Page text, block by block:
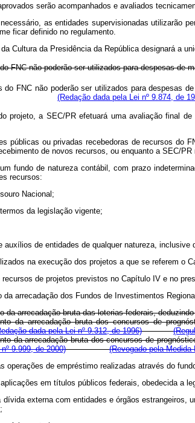
serão acompanhados e avaliados
as entidades supervisionadas utilizarão
ficar definido no regulamento.
Cultura da Presidência da República designará a
FNC não poderão ser utilizados para despesas de
FNC não poderão ser utilizados para despesas
(Redação dada pela Lei nº 9.874, de
projeto, a SEC/PR efetuará uma avaliação final
públicas ou privadas recebedoras de recursos do
de novos recursos, ou enquanto a SEC/
fundo de natureza contábil, com prazo
recursos:
Nacional;
da legislação vigente;
auxílios de entidades de qualquer natureza, inclusive
na execução dos projetos a que se referem o
de projetos previstos no Capítulo IV e no
da arrecadação dos Fundos de Investimentos
da arrecadação bruta das loterias federais,
da arrecadação bruta dos concursos de
dada pela Lei nº 9.312, de 1996)
da arrecadação bruta dos concursos de
9.999, de 2000)
(Revogado pela Medida
operações de empréstimo realizadas através do
em títulos públicos federais, obedecida a
externa com entidades e órgãos estrangeiros,